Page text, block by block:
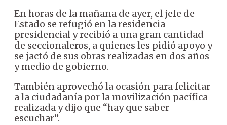
En horas de la mañana de ayer, el jefe de
Estado se refugió en la residencia
presidencial y recibió a una gran cantidad
de seccionaleros, a quienes les pidió apoyo y
se jactó de sus obras realizadas en dos años
y medio de gobierno.
También aprovechó la ocasión para felicitar
a la ciudadanía por la movilización pacífica
realizada y dijo que “hay que saber
escuchar”.